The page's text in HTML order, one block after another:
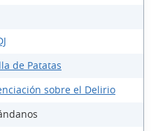
de Patatas
sobre el Delirio